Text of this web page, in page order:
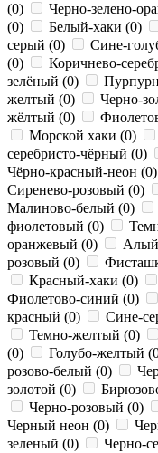
(0) Черно-зелено-
(0) Белый-хаки (0)
серый (0) Сине-
(0) Коричнево-
зелёный (0)
желтый (0) Черно-
жёлтый (0)
Морской хаки (0)
серебристо-чёрный (0)
Чёрно-красный-неон (0)
Сиренево-розовый (0)
Малиново-белый (0)
фиолетовый (0)
оранжевый (0)
розовый (0)
Красный-хаки (0)
Фиолетово-синий (0)
красный (0) Сине-
Темно-желтый (0)
(0) Голубо-желтый (
розово-белый (0)
золотой (0)
Черно-розовый (0)
Черный неон (0)
зеленый (0) Черно-